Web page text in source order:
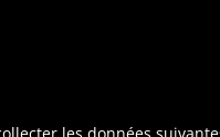
les données